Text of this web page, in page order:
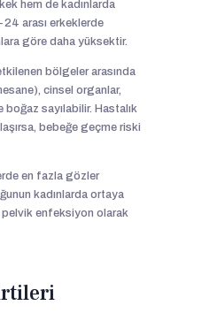
hem de kadınlarda
arası erkeklerde
göre daha yüksektir.
bölgeler arasında
cinsel organlar,
boğaz sayılabilir. Hastalık
bebeğe geçme riski
en fazla gözler
kadınlarda ortaya
pelvik enfeksiyon olarak